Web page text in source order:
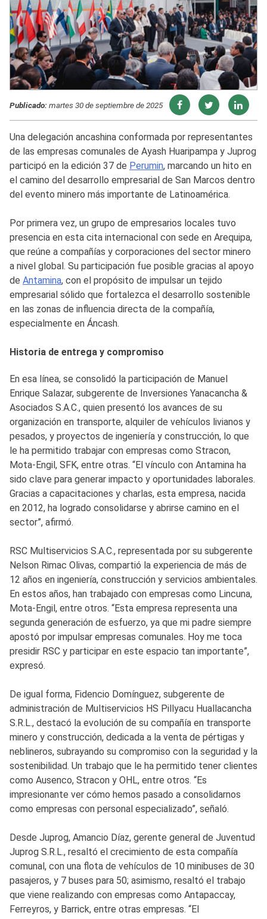
Publicado:martes 30 de septiembre de 2025
Una delegación ancashina conformada por representantes
de las empresas comunales de Ayash Huaripampa y Juprog
participó en la edición 37 de Perumin, marcando un hito en
el camino del desarrollo empresarial de San Marcos dentro
del evento minero más importante de Latinoamérica.
Por primera vez, un grupo de empresarios locales tuvo
presencia en esta cita internacional con sede en Arequipa,
que reúne a compañías y corporaciones del sector minero
a nivel global. Su participación fue posible gracias al apoyo
de Antamina, con el propósito de impulsar un tejido
empresarial sólido que fortalezca el desarrollo sostenible
en las zonas de influencia directa de la compañía,
especialmente en Áncash.
Historia de entrega y compromiso
En esa línea, se consolidó la participación de Manuel
Enrique Salazar, subgerente de Inversiones Yanacancha &
Asociados S.A.C., quien presentó los avances de su
organización en transporte, alquiler de vehículos livianos y
pesados, y proyectos de ingeniería y construcción, lo que
le ha permitido trabajar con empresas como Stracon,
Mota-Engil, SFK, entre otras. “El vínculo con Antamina ha
sido clave para generar impacto y oportunidades laborales.
Gracias a capacitaciones y charlas, esta empresa, nacida
en 2012, ha logrado consolidarse y abrirse camino en el
sector”, afirmó.
RSC Multiservicios S.A.C., representada por su subgerente
Nelson Rimac Olivas, compartió la experiencia de más de
12 años en ingeniería, construcción y servicios ambientales.
En estos años, han trabajado con empresas como Lincuna,
Mota-Engil, entre otros. “Esta empresa representa una
segunda generación de esfuerzo, ya que mi padre siempre
apostó por impulsar empresas comunales. Hoy me toca
presidir RSC y participar en este espacio tan importante”,
expresó.
De igual forma, Fidencio Domínguez, subgerente de
administración de Multiservicios HS Pillyacu Huallacancha
S.R.L., destacó la evolución de su compañía en transporte
minero y construcción, dedicada a la venta de pértigas y
neblineros, subrayando su compromiso con la seguridad y la
sostenibilidad. Un trabajo que le ha permitido tener clientes
como Ausenco, Stracon y OHL, entre otros. “Es
impresionante ver cómo hemos pasado a consolidarnos
como empresas con personal especializado”, señaló.
Desde Juprog, Amancio Díaz, gerente general de Juventud
Juprog S.R.L., resaltó el crecimiento de esta compañía
comunal, con una flota de vehículos de 10 minibuses de 30
pasajeros, y 7 buses para 50; asimismo, resaltó el trabajo
que viene realizando con empresas como Antapaccay,
Ferreyros, y Barrick, entre otras empresas. “El